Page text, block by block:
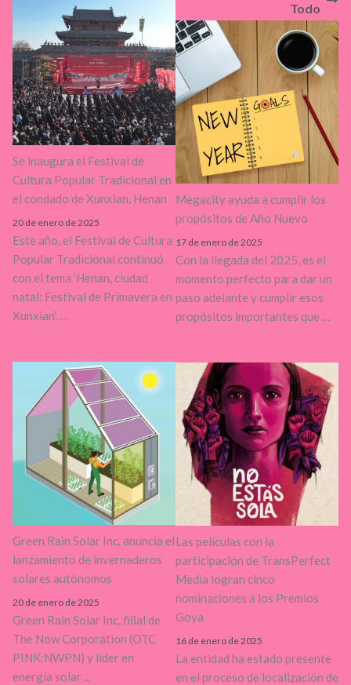
Se inaugura el Festival de
Cultura Popular Tradicional en
el condado de Xunxian, Henan
20 de enero de 2025
Este año, el Festival de Cultura
Popular Tradicional continuó
con el tema ‘Henan, ciudad
natal: Festival de Primavera en
Xunxian’. …
Green Rain Solar Inc. anuncia el
lanzamiento de invernaderos
solares autónomos
20 de enero de 2025
Green Rain Solar Inc, filial de
The Now Corporation (OTC
PINK:NWPN) y líder en
energía solar ...
Todo
Megacity ayuda a cumplir los
propósitos de Año Nuevo
17 de enero de 2025
Con la llegada del 2025, es el
momento perfecto para dar un
paso adelante y cumplir esos
propósitos importantes que …
Las películas con la
participación de TransPerfect
Media logran cinco
nominaciones a los Premios
Goya
16 de enero de 2025
La entidad ha estado presente
en el proceso de localización de